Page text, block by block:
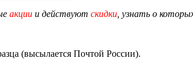
акции и действуют скидки , узнать о
(высылается Почтой России).